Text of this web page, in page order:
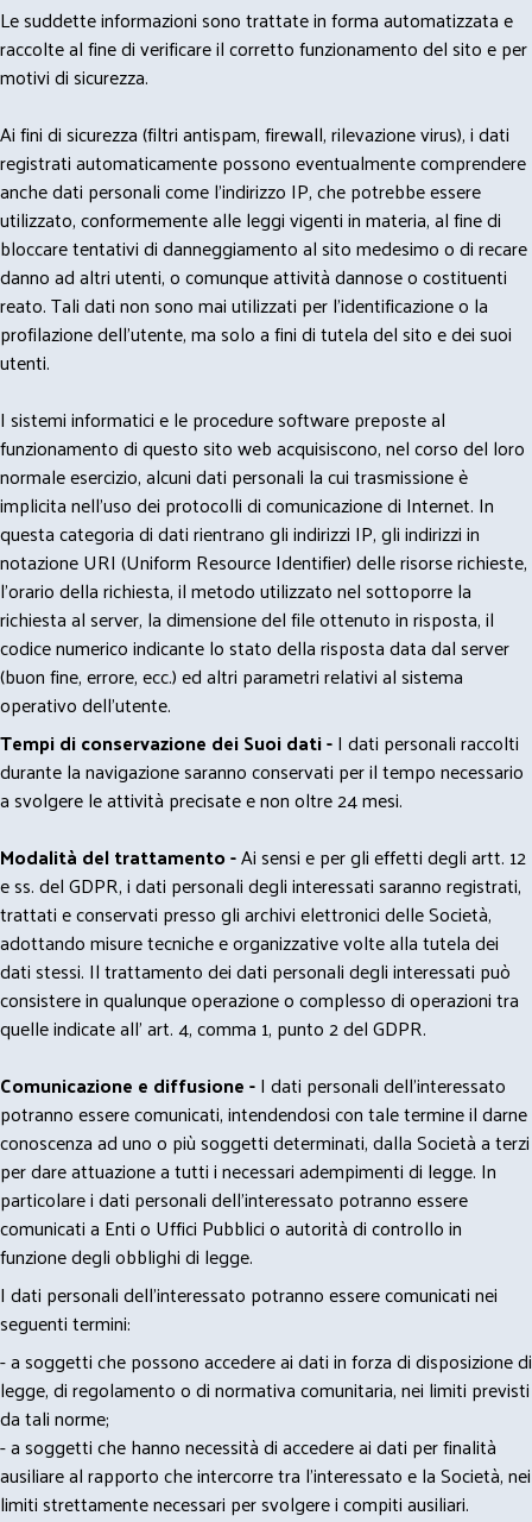
Le suddette informazioni sono trattate in forma automatizzata e
raccolte al fine di verificare il corretto funzionamento del sito e per
motivi di sicurezza.
Ai fini di sicurezza (filtri antispam, firewall, rilevazione virus), i dati
registrati automaticamente possono eventualmente comprendere
anche dati personali come l'indirizzo IP, che potrebbe essere
utilizzato, conformemente alle leggi vigenti in materia, al fine di
bloccare tentativi di danneggiamento al sito medesimo o di recare
danno ad altri utenti, o comunque attività dannose o costituenti
reato. Tali dati non sono mai utilizzati per l'identificazione o la
profilazione dell'utente, ma solo a fini di tutela del sito e dei suoi
utenti.
I sistemi informatici e le procedure software preposte al
funzionamento di questo sito web acquisiscono, nel corso del loro
normale esercizio, alcuni dati personali la cui trasmissione è
implicita nell'uso dei protocolli di comunicazione di Internet. In
questa categoria di dati rientrano gli indirizzi IP, gli indirizzi in
notazione URI (Uniform Resource Identifier) delle risorse richieste,
l'orario della richiesta, il metodo utilizzato nel sottoporre la
richiesta al server, la dimensione del file ottenuto in risposta, il
codice numerico indicante lo stato della risposta data dal server
(buon fine, errore, ecc.) ed altri parametri relativi al sistema
operativo dell'utente.
Tempi di conservazione dei Suoi dati -I dati personali raccolti
durante la navigazione saranno conservati per il tempo necessario
a svolgere le attività precisate e non oltre 24 mesi.
Modalità del trattamento -Ai sensi e per gli effetti degli artt. 12
e ss. del GDPR, i dati personali degli interessati saranno registrati,
trattati e conservati presso gli archivi elettronici delle Società,
adottando misure tecniche e organizzative volte alla tutela dei
dati stessi. Il trattamento dei dati personali degli interessati può
consistere in qualunque operazione o complesso di operazioni tra
quelle indicate all' art. 4, comma 1, punto 2 del GDPR.
Comunicazione e diffusione -I dati personali dell’interessato
potranno essere comunicati, intendendosi con tale termine il darne
conoscenza ad uno o più soggetti determinati, dalla Società a terzi
per dare attuazione a tutti i necessari adempimenti di legge. In
particolare i dati personali dell’interessato potranno essere
comunicati a Enti o Uffici Pubblici o autorità di controllo in
funzione degli obblighi di legge.
I dati personali dell’interessato potranno essere comunicati nei
seguenti termini:
- a soggetti che possono accedere ai dati in forza di disposizione di
legge, di regolamento o di normativa comunitaria, nei limiti previsti
da tali norme;
- a soggetti che hanno necessità di accedere ai dati per finalità
ausiliare al rapporto che intercorre tra l’interessato e la Società, nei
limiti strettamente necessari per svolgere i compiti ausiliari.